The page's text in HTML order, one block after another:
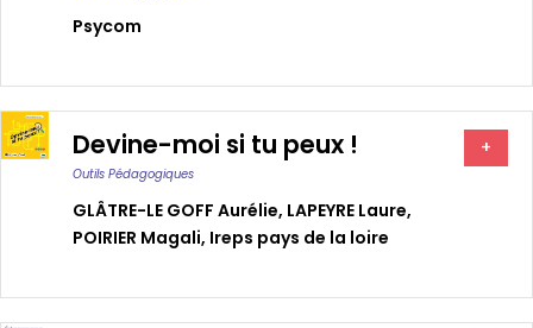
Psycom
Devine-moi si tu peux !
Outils Pédagogiques
GLÂTRE-LE GOFF Aurélie, LAPEYRE Laure,
POIRIER Magali, Ireps pays de la loire
+